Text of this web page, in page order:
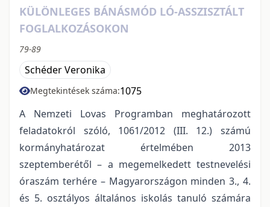
KÜLÖNLEGES BÁNÁSMÓD LÓ-ASSZISZTÁLT
FOGLALKOZÁSOKON
79-89
Schéder Veronika
Megtekintések száma:1075
A Nemzeti Lovas Programban meghatározott
feladatokról szóló, 1061/2012 (III. 12.) számú
kormányhatározat értelmében 2013
szeptemberétől – a megemelkedett testnevelési
óraszám terhére – Magyarországon minden 3., 4.
és 5. osztályos általános iskolás tanuló számára